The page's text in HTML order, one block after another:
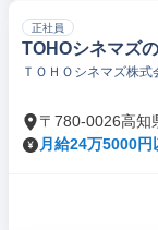
正社員
TOHOシネマズ
ＴＯＨＯシネマズ株式
〒780-0026高知
月給24万5000円